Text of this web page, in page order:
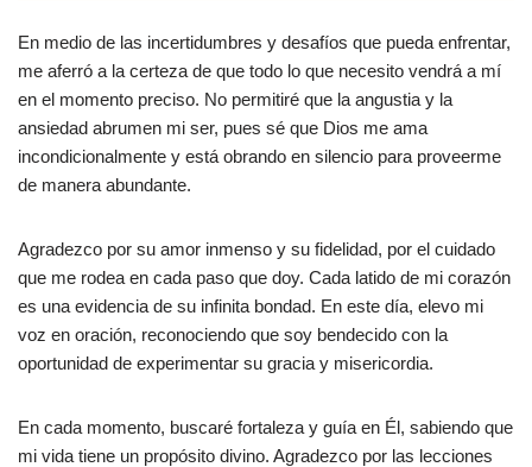
En medio de las incertidumbres y desafíos que pueda enfrentar,
me aferró a la certeza de que todo lo que necesito vendrá a mí
en el momento preciso. No permitiré que la angustia y la
ansiedad abrumen mi ser, pues sé que Dios me ama
incondicionalmente y está obrando en silencio para proveerme
de manera abundante.
Agradezco por su amor inmenso y su fidelidad, por el cuidado
que me rodea en cada paso que doy. Cada latido de mi corazón
es una evidencia de su infinita bondad. En este día, elevo mi
voz en oración, reconociendo que soy bendecido con la
oportunidad de experimentar su gracia y misericordia.
En cada momento, buscaré fortaleza y guía en Él, sabiendo que
mi vida tiene un propósito divino. Agradezco por las lecciones